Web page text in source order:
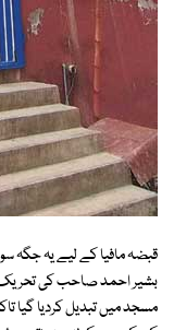
بشیر احمد صاحب کی
مسجد میں تبدیل کردیا گیا